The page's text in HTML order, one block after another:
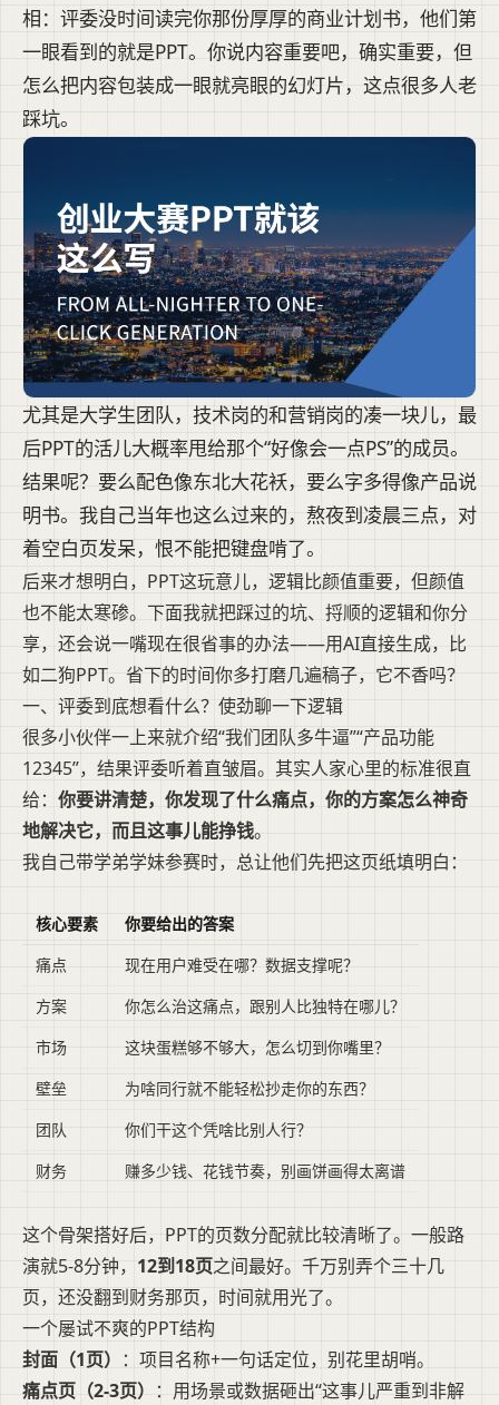
相：评委没时间读完你那份厚厚的商业计划书，他们第
一眼看到的就是PPT。你说内容重要吧，确实重要，但
怎么把内容包装成一眼就亮眼的幻灯片，这点很多人老
踩坑。
尤其是大学生团队，技术岗的和营销岗的凑一块儿，最
后PPT的活儿大概率甩给那个“好像会一点PS”的成员。
结果呢？要么配色像东北大花袄，要么字多得像产品说
明书。我自己当年也这么过来的，熬夜到凌晨三点，对
着空白页发呆，恨不能把键盘啃了。
后来才想明白，PPT这玩意儿，逻辑比颜值重要，但颜值
也不能太寒碜。下面我就把踩过的坑、捋顺的逻辑和你分
享，还会说一嘴现在很省事的办法——用AI直接生成，比
如二狗PPT。省下的时间你多打磨几遍稿子，它不香吗？
一、评委到底想看什么？使劲聊一下逻辑
很多小伙伴一上来就介绍“我们团队多牛逼”“产品功能
12345”，结果评委听着直皱眉。其实人家心里的标准很直
给： 你要讲清楚，你发现了什么痛点，你的方案怎么神奇
地解决它，而且这事儿能挣钱。
我自己带学弟学妹参赛时，总让他们先把这页纸填明白：
核心要素
你要给出的答案
痛点
现在用户难受在哪？数据支撑呢？
方案
你怎么治这痛点，跟别人比独特在哪儿？
市场
这块蛋糕够不够大，怎么切到你嘴里？
壁垒
为啥同行就不能轻松抄走你的东西？
团队
你们干这个凭啥比别人行？
财务
赚多少钱、花钱节奏，别画饼画得太离谱
这个骨架搭好后，PPT的页数分配就比较清晰了。一般路
演就5-8分钟， 12到18页之间最好。千万别弄个三十几
页，还没翻到财务那页，时间就用光了。
一个屡试不爽的PPT结构
封面（1页） ：项目名称+一句话定位，别花里胡哨。
痛点页（2-3页） ：用场景或数据砸出“这事儿严重到非解